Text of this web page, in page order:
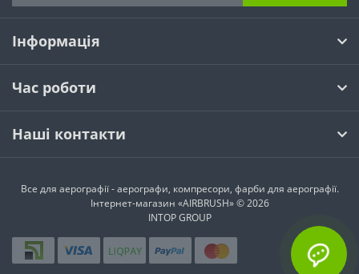
Інформація
Час роботи
Наші контакти
Все для аерографії - аерографи, компресори, фарби для аерографії.
Інтернет-магазин «AIRBRUSH» © 2026
INTOP GROUP